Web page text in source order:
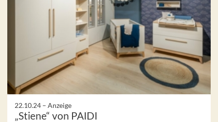
22.10.24 – Anzeige
„Stiene“ von PAIDI